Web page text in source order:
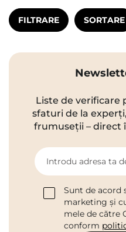
FILTRARE SORTARE
Liste de verificare
sfaturi de la
frumuseții – direct
Introdu adresa ta
Sunt de acord
marketing și
mele de către
conform